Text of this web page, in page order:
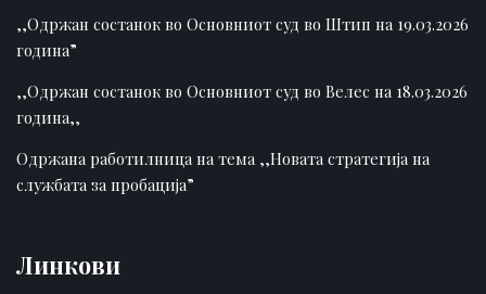
,,Одржан состанок во Основниот суд во Штип на 19.03.2026
година”
,,Одржан состанок во Основниот суд во Велес на 18.03.2026
година,,
Одржана работилница на тема ,,Новата стратегија на
службата за пробација”
Линкови